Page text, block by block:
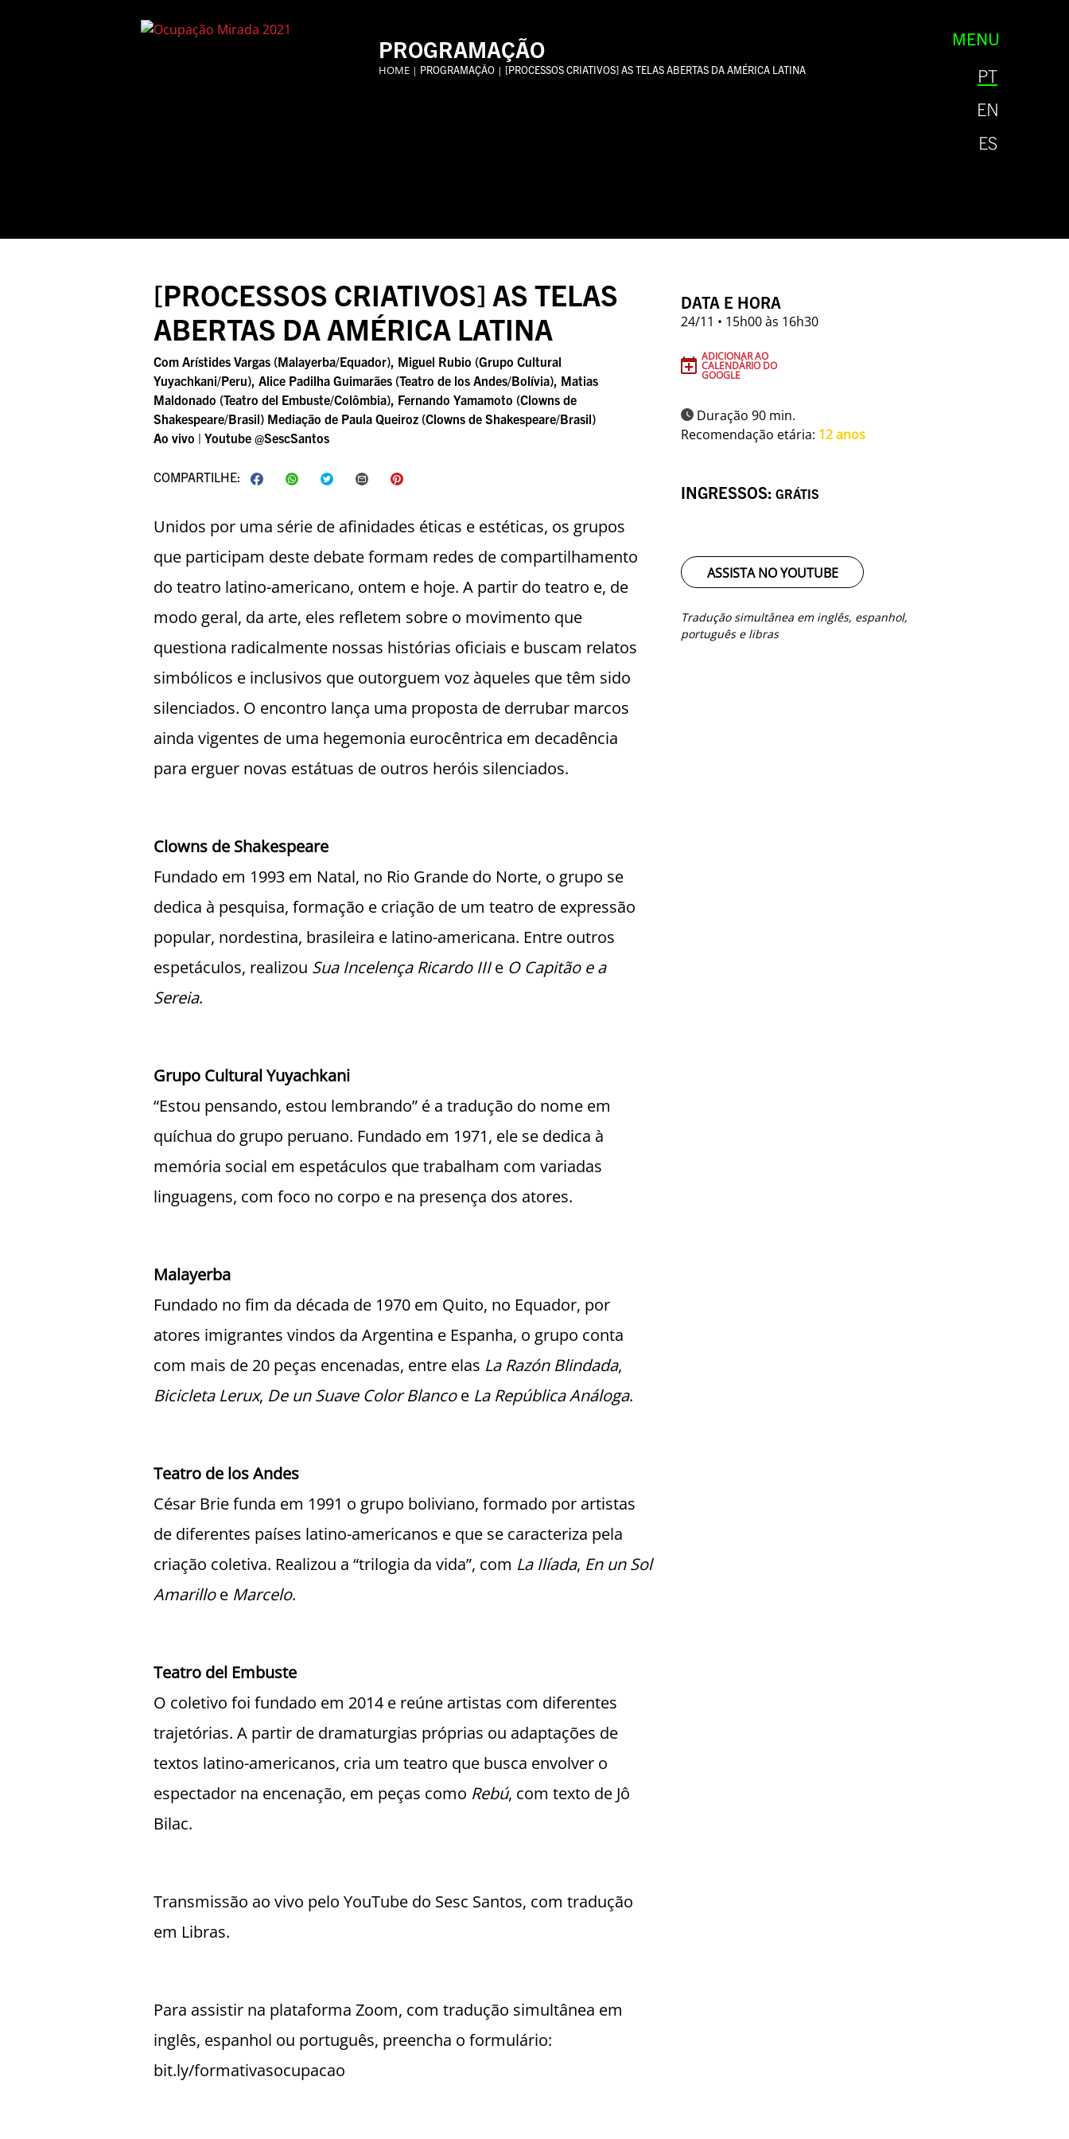
MENU
PT
EN
ES
PROGRAMAÇÃO
HOME | PROGRAMAÇÃO | [PROCESSOS CRIATIVOS] AS TELAS ABERTAS DA AMÉRICA LATINA
[PROCESSOS CRIATIVOS] AS TELAS
ABERTAS DA AMÉRICA LATINA
Com Arístides Vargas (Malayerba/Equador), Miguel Rubio (Grupo Cultural
Yuyachkani/Peru), Alice Padilha Guimarães (Teatro de los Andes/Bolívia), Matias
Maldonado (Teatro del Embuste/Colômbia), Fernando Yamamoto (Clowns de
Shakespeare/Brasil) Mediação de Paula Queiroz (Clowns de Shakespeare/Brasil)
Ao vivo | Youtube @SescSantos
COMPARTILHE:
Unidos por uma série de afinidades éticas e estéticas, os grupos
que participam deste debate formam redes de compartilhamento
do teatro latino-americano, ontem e hoje. A partir do teatro e, de
modo geral, da arte, eles refletem sobre o movimento que
questiona radicalmente nossas histórias oficiais e buscam relatos
simbólicos e inclusivos que outorguem voz àqueles que têm sido
silenciados. O encontro lança uma proposta de derrubar marcos
ainda vigentes de uma hegemonia eurocêntrica em decadência
para erguer novas estátuas de outros heróis silenciados.
Clowns de Shakespeare
Fundado em 1993 em Natal, no Rio Grande do Norte, o grupo se
dedica à pesquisa, formação e criação de um teatro de expressão
popular, nordestina, brasileira e latino-americana. Entre outros
espetáculos, realizou Sua Incelença Ricardo IIIe O Capitão e a
Sereia.
Grupo Cultural Yuyachkani
“Estou pensando, estou lembrando” é a tradução do nome em
quíchua do grupo peruano. Fundado em 1971, ele se dedica à
memória social em espetáculos que trabalham com variadas
linguagens, com foco no corpo e na presença dos atores.
Malayerba
Fundado no fim da década de 1970 em Quito, no Equador, por
atores imigrantes vindos da Argentina e Espanha, o grupo conta
com mais de 20 peças encenadas, entre elas La Razón Blindada,
Bicicleta Lerux, De un Suave Color Blancoe La República Análoga.
Teatro de los Andes
César Brie funda em 1991 o grupo boliviano, formado por artistas
de diferentes países latino-americanos e que se caracteriza pela
criação coletiva. Realizou a “trilogia da vida”, com La Ilíada, En un Sol
Amarilloe Marcelo.
Teatro del Embuste
O coletivo foi fundado em 2014 e reúne artistas com diferentes
trajetórias. A partir de dramaturgias próprias ou adaptações de
textos latino-americanos, cria um teatro que busca envolver o
espectador na encenação, em peças como Rebú, com texto de Jô
Bilac.
Transmissão ao vivo pelo YouTube do Sesc Santos, com tradução
em Libras.
Para assistir na plataforma Zoom, com tradução simultânea em
inglês, espanhol ou português, preencha o formulário:
bit.ly/formativasocupacao
DATA E HORA
24/11 • 15h00 às 16h30
ADICIONAR AO
CALENDÁRIO DO
GOOGLE
Duração 90 min.
Recomendação etária: 12 anos
INGRESSOS: GRÁTIS
ASSISTA NO YOUTUBE
Tradução simultânea em inglês, espanhol,
português e libras